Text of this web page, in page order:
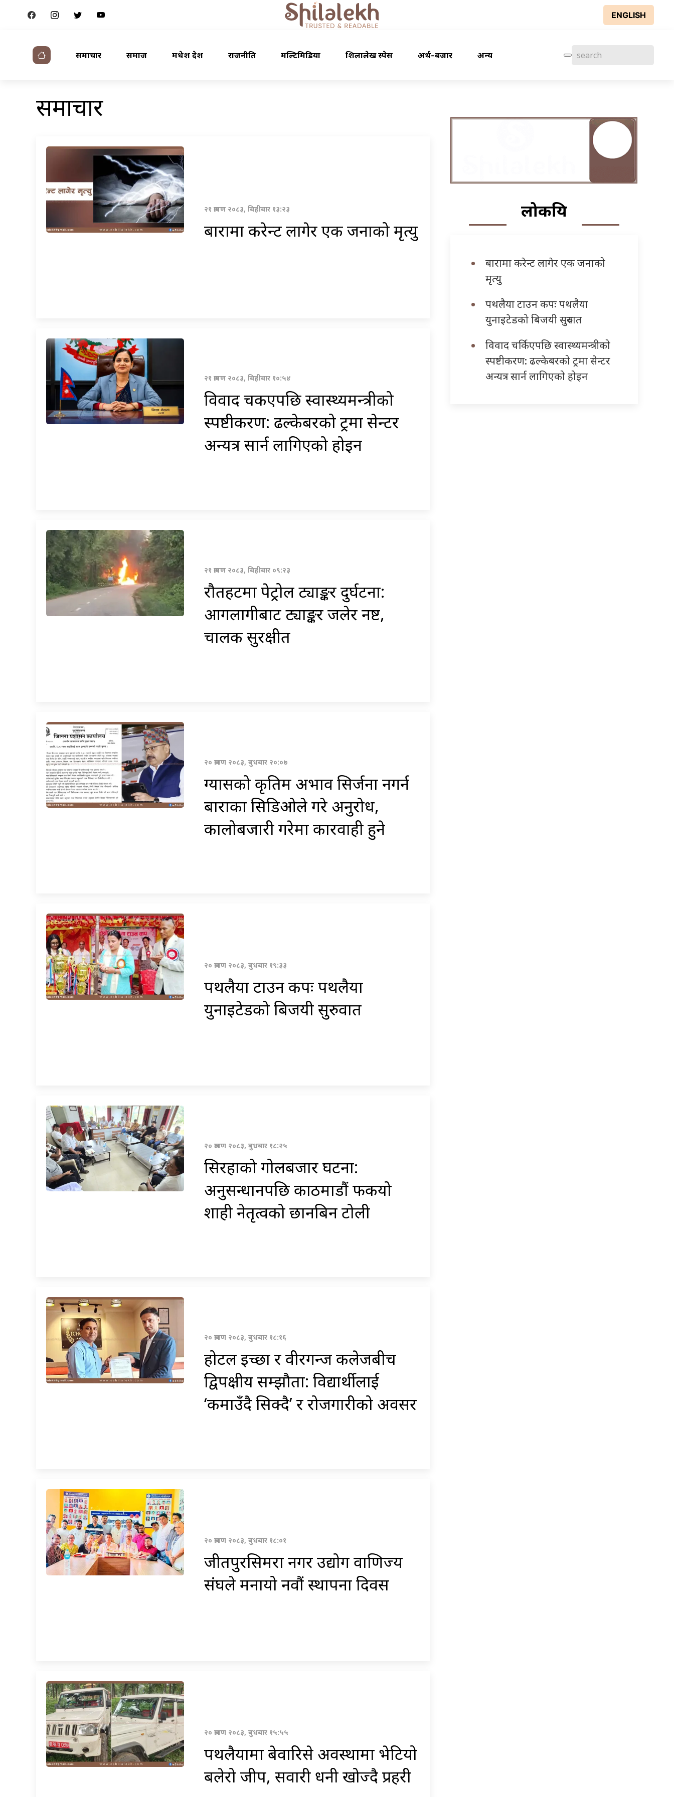
ENGLISH
समाचार समाज मधेश प्रदेश राजनीति मल्टिमिडिया शिलालेख स्पेस अर्थ-बजार अन्य
समाचार
२१ श्रावण २०८३, बिहीबार १३:२३
बारामा करेन्ट लागेर एक जनाको मृत्यु
२१ श्रावण २०८३, बिहीबार १०:५४
विवाद चर्किएपछि स्वास्थ्यमन्त्रीको
स्पष्टीकरण: ढल्केबरको ट्रमा सेन्टर
अन्यत्र सार्न लागिएको होइन
२१ श्रावण २०८३, बिहीबार ०९:२३
रौतहटमा पेट्रोल ट्याङ्कर दुर्घटना:
आगलागीबाट ट्याङ्कर जलेर नष्ट,
चालक सुरक्षीत
२० श्रावण २०८३, बुधबार २०:०७
ग्यासको कृतिम अभाव सिर्जना नगर्न
बाराका सिडिओले गरे अनुरोध,
कालोबजारी गरेमा कारवाही हुने
२० श्रावण २०८३, बुधबार १९:३३
पथलैया टाउन कपः पथलैया
युनाइटेडको बिजयी सुरुवात
२० श्रावण २०८३, बुधबार १८:२५
सिरहाको गोलबजार घटना:
अनुसन्धानपछि काठमाडौं फर्कियो
शाही नेतृत्वको छानबिन टोली
२० श्रावण २०८३, बुधबार १८:१६
होटल इच्छा र वीरगन्ज कलेजबीच
द्विपक्षीय सम्झौता: विद्यार्थीलाई
‘कमाउँदै सिक्दै’ र रोजगारीको अवसर
२० श्रावण २०८३, बुधबार १८:०१
जीतपुरसिमरा नगर उद्योग वाणिज्य
संघले मनायो नवौं स्थापना दिवस
२० श्रावण २०८३, बुधबार १५:५५
पथलैयामा बेवारिसे अवस्थामा भेटियो
बलेरो जीप, सवारी धनी खोज्दै प्रहरी
लोकप्रिय
बारामा करेन्ट लागेर एक जनाको
मृत्यु
पथलैया टाउन कपः पथलैया
युनाइटेडको बिजयी सुरुवात
विवाद चर्किएपछि स्वास्थ्यमन्त्रीको
स्पष्टीकरण: ढल्केबरको ट्रमा सेन्टर
अन्यत्र सार्न लागिएको होइन